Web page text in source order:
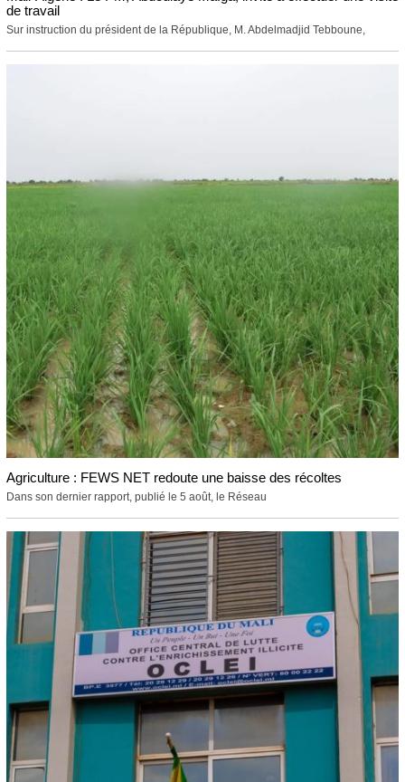
de travail
Sur instruction du président de la République, M. Abdelmadjid Tebboune,
Agriculture : FEWS NET redoute une baisse des récoltes
Dans son dernier rapport, publié le 5 août, le Réseau